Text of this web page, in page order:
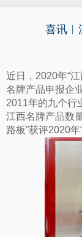
喜讯︱
近日，2020年“
名牌产品申报企
2011年的九个行
江西名牌产品数
路板”获评2020